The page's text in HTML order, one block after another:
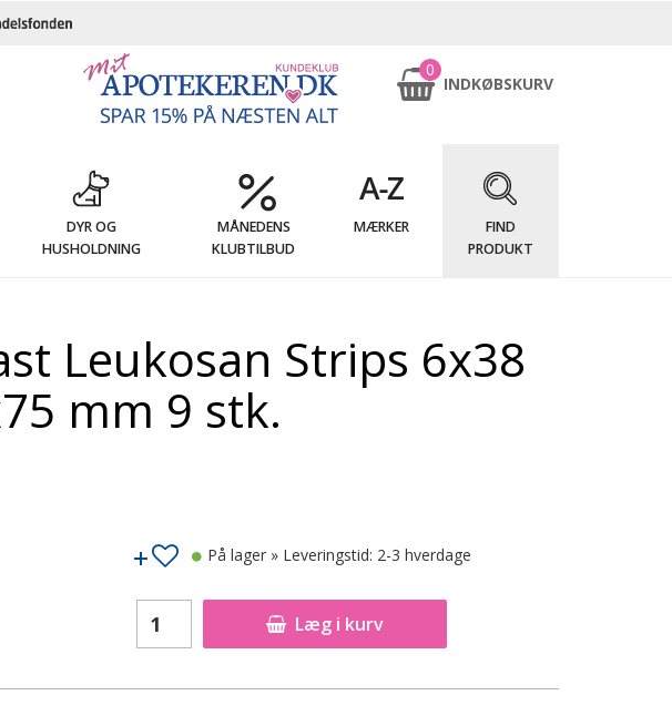
0
INDKØBSKURV
DYR OG
HUSHOLDNING
MÅNEDENS
KLUBTILBUD
MÆRKER
FIND
PRODUKT
Leukosan Strips 6x38
mm 9 stk.
Læg i kurv
På lager » Leveringstid: 2-3 hverdage